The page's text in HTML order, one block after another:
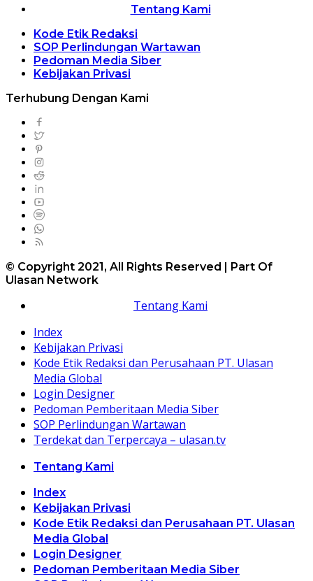
Tentang Kami
Kode Etik Redaksi
SOP Perlindungan Wartawan
Pedoman Media Siber
Kebijakan Privasi
Terhubung Dengan Kami
© Copyright 2021, All Rights Reserved | Part Of
Ulasan Network
Tentang Kami
Index
Kebijakan Privasi
Kode Etik Redaksi dan Perusahaan PT. Ulasan
Media Global
Login Designer
Pedoman Pemberitaan Media Siber
SOP Perlindungan Wartawan
Terdekat dan Terpercaya – ulasan.tv
Tentang Kami
Index
Kebijakan Privasi
Kode Etik Redaksi dan Perusahaan PT. Ulasan
Media Global
Login Designer
Pedoman Pemberitaan Media Siber